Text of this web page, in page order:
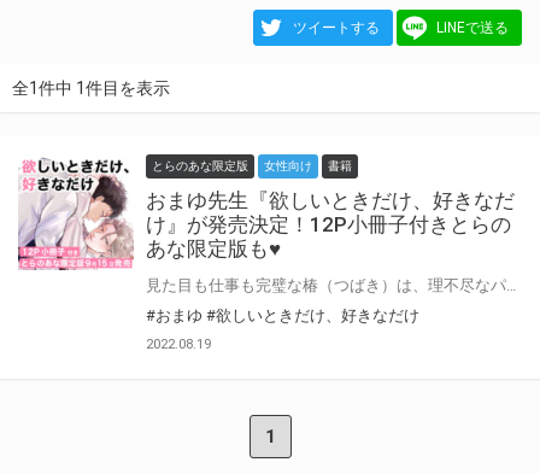
ツイートする LINEで送る
全1件中 1件目を表示
とらのあな限定版 女性向け 書籍
おまゆ先生『欲しいときだけ、好きなだ
け』が発売決定！12P小冊子付きとらの
あな限定版も♥
#おまゆ #欲しいときだけ、好きなだけ
2022.08.19
1